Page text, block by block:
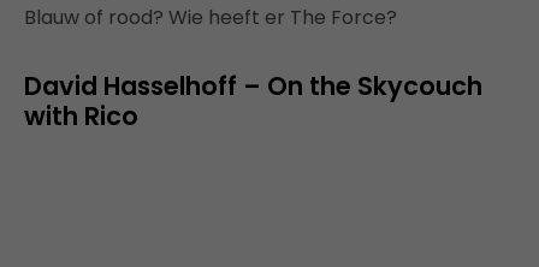
Blauw of rood? Wie heeft er The Force?
David Hasselhoff – On the Skycouch
with Rico